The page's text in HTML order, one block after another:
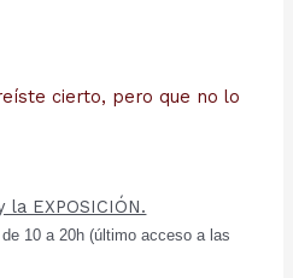
cierto, pero que no lo
EXPOSICIÓN.
10 a 20h (último acceso a las